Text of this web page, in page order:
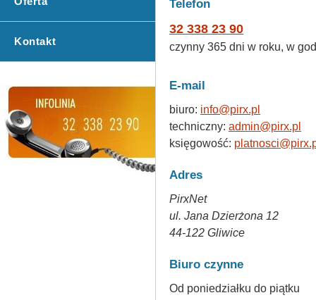
Kontakt
Telefon
32 338 23 90
czynny 365 dni w roku, w
E-mail
biuro: info@pirx.pl
techniczny: admin@pirx.pl
księgowość:
Adres
PirxNet
ul. Jana Dzierżona 12
44-122 Gliwice
Biuro czynne
Od poniedziałku do piątku